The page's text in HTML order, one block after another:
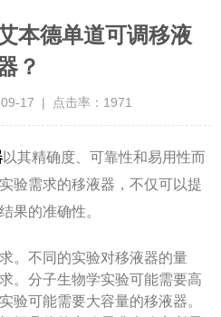
本德单道可调移液
？
09-17 | 点击率：1971
以其精确度、可靠性和易用性而
验需求的移液器，不仅可以提
果的准确性。
不同的实验对移液器的量
。分子生物学实验可能需要高
验可能需要大容量的移液器。